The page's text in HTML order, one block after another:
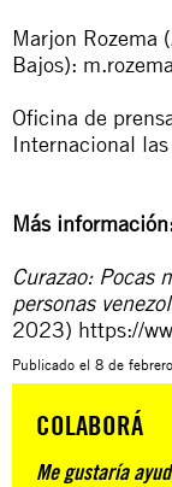
Marjon Rozema
Bajos):
Oficina de
Internacional
Más
Curazao: Pocas
personas
2023) https://
Publicado el 8 de
COLABORÁ
Me gustaría